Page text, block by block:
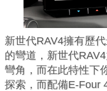
新世代RAV4擁有歷
的彎道，新世代
彎角，而在此特性下
探索，而配備E-Four